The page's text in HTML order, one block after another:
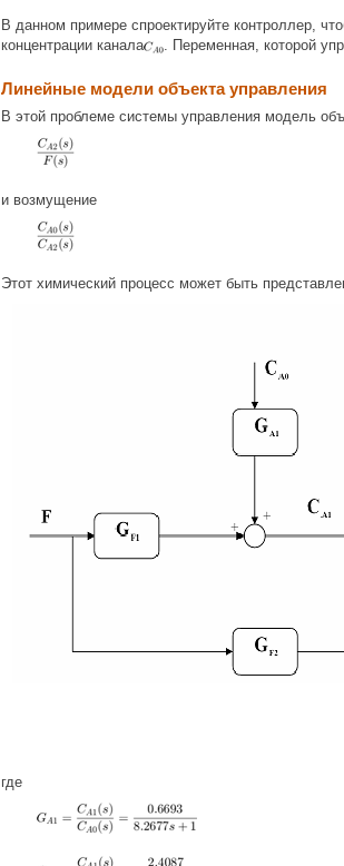
В данном примере спроектируйте контроллер,
концентрации канала
. Переменная, которой
Линейные модели объекта управления
В этой проблеме системы управления модель
и возмущение
Этот химический процесс может быть
где